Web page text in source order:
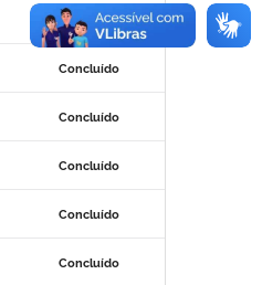
Concluído
Concluído
Concluído
Concluído
Concluído
Concluído